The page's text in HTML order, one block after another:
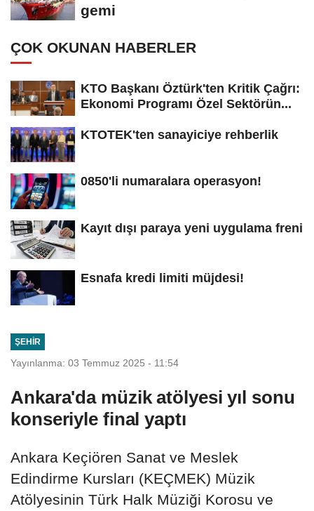
gemi
ÇOK OKUNAN HABERLER
KTO Başkanı Öztürk'ten Kritik Çağrı:
Ekonomi Programı Özel Sektörün...
KTOTEK'ten sanayiciye rehberlik
0850'li numaralara operasyon!
Kayıt dışı paraya yeni uygulama freni
Esnafa kredi limiti müjdesi!
ŞEHIR
Yayınlanma: 03 Temmuz 2025 - 11:54
Ankara'da müzik atölyesi yıl sonu
konseriyle final yaptı
Ankara Keçiören Sanat ve Meslek
Edindirme Kursları (KEÇMEK) Müzik
Atölyesinin Türk Halk Müziği Korosu ve